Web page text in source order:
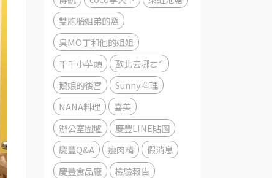
雙胞胎姐弟的窩
臭MO丁和他的姐姐
千千小芋頭
歐北去哪ㄜˊ
鵝娘的後宮
Sunny料理
NANA料理
喜美
辦公室圍爐
慶豐LINE貼圖
慶豐Q&A
瘦肉精
假消息
慶豐食品廠
檢驗報告